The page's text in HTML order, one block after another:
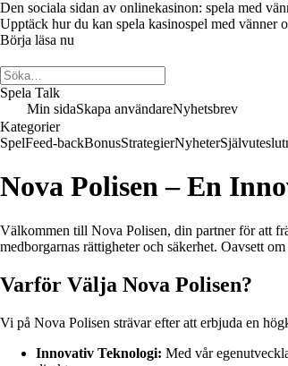
Den sociala sidan av onlinekasinon: spela med
Upptäck hur du kan spela kasinospel med vänner
Börja läsa nu
Spela Talk
Min sidaSkapa användareNyhetsbrev
Kategorier
SpelFeed-backBonusStrategierNyheter
Nova Polisen – En
Välkommen till Nova Polisen, din partner för att
medborgarnas rättigheter och säkerhet. Oavsett
Varför Välja Nova Polisen?
Vi på Nova Polisen strävar efter att erbjuda en
Innovativ Teknologi: Med vår